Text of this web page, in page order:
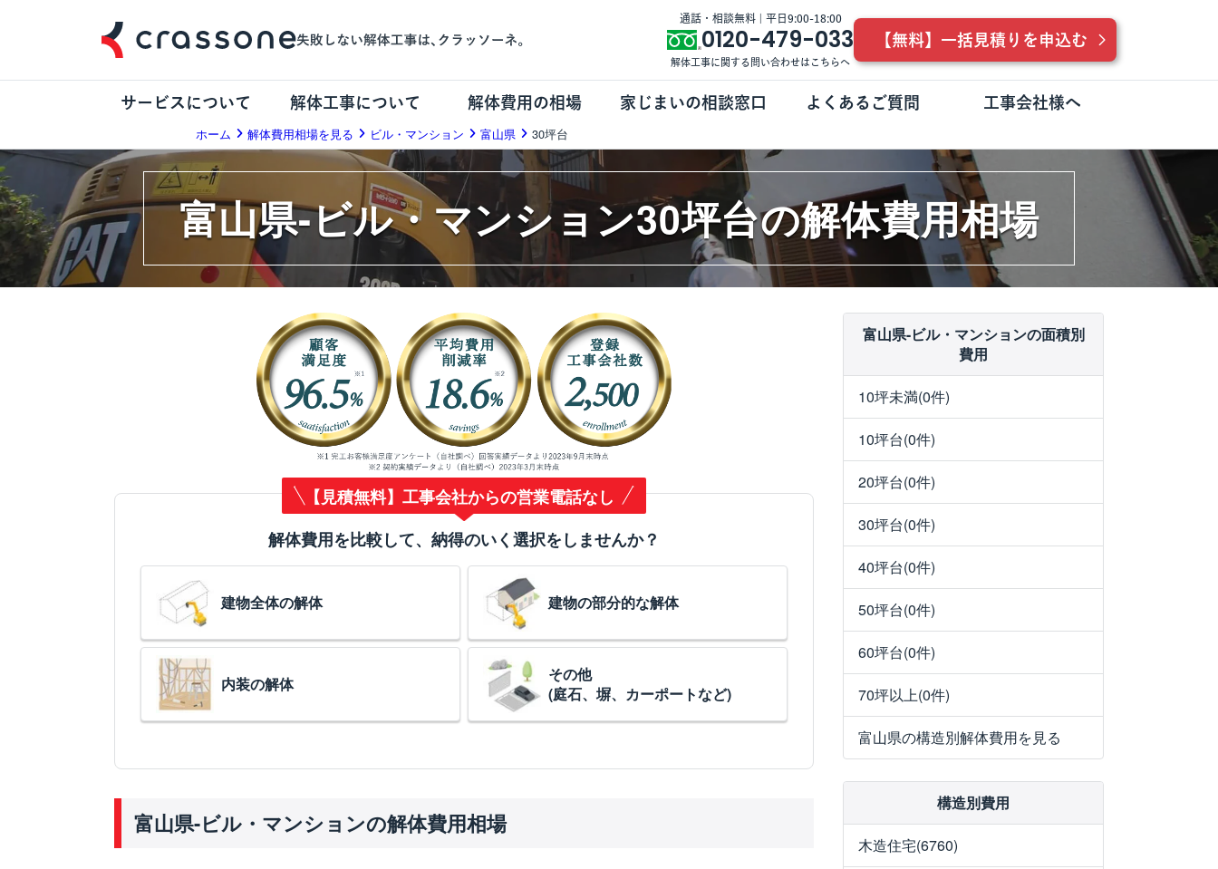
通話・相談無料 | 平日9:00-18:00
0120-479-033
解体工事に関する問い合わせはこちらへ
【無料】一括見積りを申込む
サービスについて 解体工事について 解体費用の相場 家じまいの相談窓口 よくあるご質問 工事会社様へ
ホーム 解体費用相場を見る ビル・マンション 富山県 30坪台
富山県-ビル・マンション30坪台の解体費用相場
【見積無料】工事会社からの営業電話なし
解体費用を比較して、納得のいく選択をしませんか？
建物全体の解体 建物の部分的な解体
内装の解体
その他
(庭石、塀、カーポートなど)
富山県-ビル・マンションの解体費用相場
富山県-ビル・マンションの面積別
費用
10坪未満(0件)
10坪台(0件)
20坪台(0件)
30坪台(0件)
40坪台(0件)
50坪台(0件)
60坪台(0件)
70坪以上(0件)
富山県の構造別解体費用を見る
構造別費用
木造住宅(6760)